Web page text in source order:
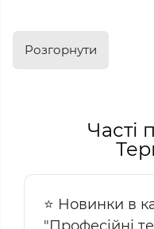
онлайн на нашому
Види
та функціями.
Розгорнути
Часті
⭐ Новинки в